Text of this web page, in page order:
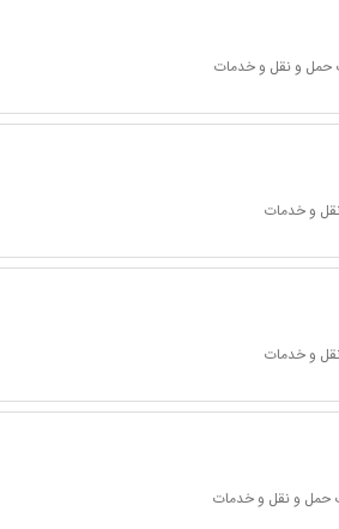
حمل و نقل و خدمات
و خدمات
و خدمات
حمل و نقل و خدمات